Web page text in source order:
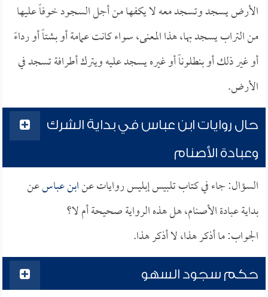
الأرض يسجد وتسجد معه لا يكفها من أجل السجود خوفاً عليها
من التراب يسجد بها، هذا المعنى، سواء كانت عمامة أو بشتاً أو رداءً
أو غير ذلك أو بنطلوناً أو غيره يسجد عليه ويترك أطرافة تسجد في
الأرض.
حال روايات ابن عباس في بداية الشرك
وعبادة الأصنام
السؤال: جاء في كتاب تلبيس إبليس روايات عنابن عباسعن
بداية عبادة الأصنام، هل هذه الرواية صحيحة أم لا؟
الجواب: ما أذكر هذا، لا أذكر هذا.
حكم سجود السهو